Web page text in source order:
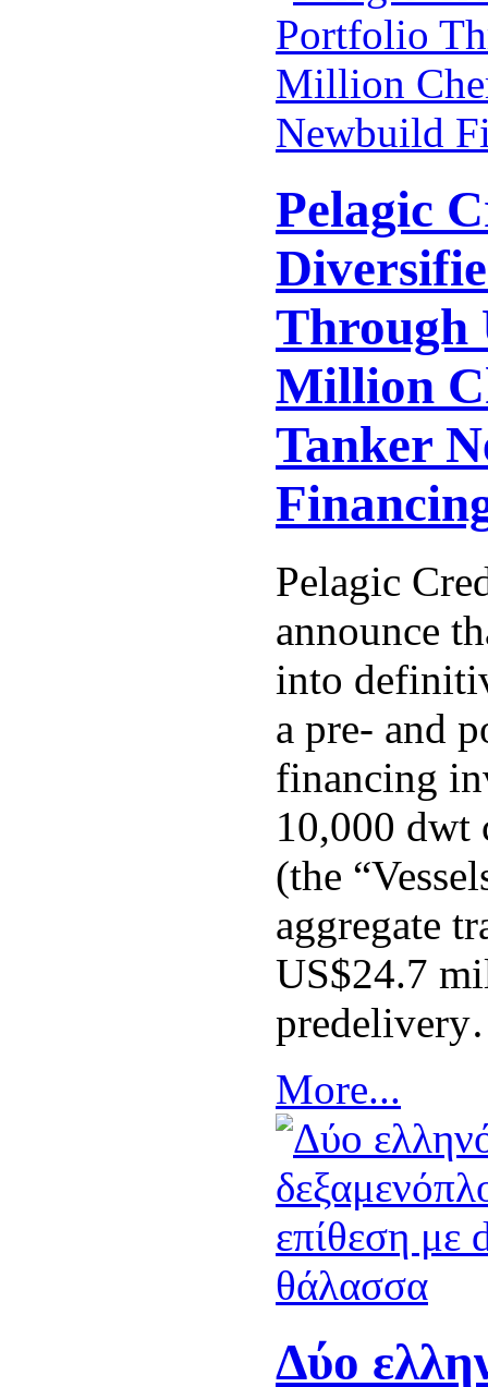
Pelagic
Through
Million
Tanker
Pelagic
announce
into
a pre- and
financing
10,000 dwt
(the
aggregate
US$24.7
More...
Δύο